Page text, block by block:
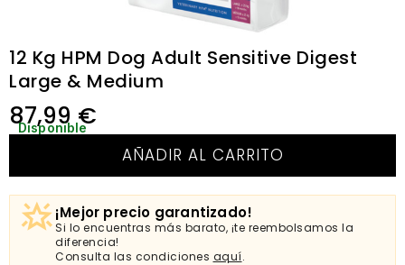
12 Kg HPM Dog Adult Sensitive Digest
Large & Medium
87,99€
Disponible
AÑADIR AL CARRITO
¡Mejor precio garantizado!
Si lo encuentras más barato, ¡te reembolsamos la
diferencia!
Consulta las condiciones aquí.